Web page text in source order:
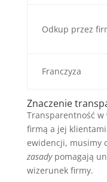
Odkup przez
Franczyza
Znaczenie
Transparentność
firmą a jej
ewidencji, musimy
zasadypomagają
wizerunek firmy.